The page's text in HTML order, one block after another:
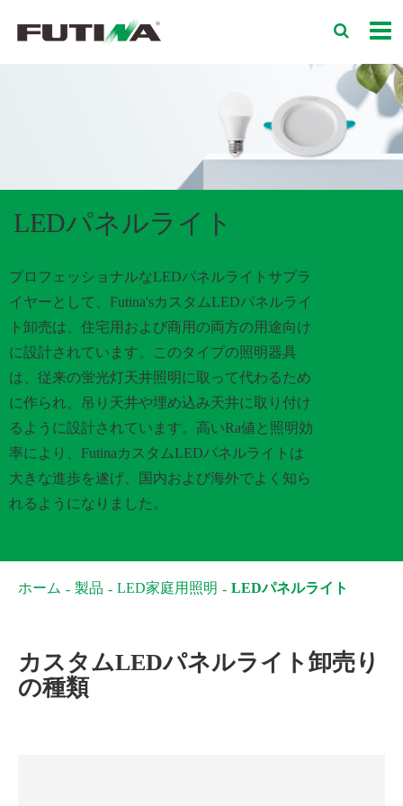
LEDパネルライト
プロフェッショナルなLEDパネルライトサプラ
イヤーとして、Futina'sカスタムLEDパネルライ
ト卸売は、住宅用および商用の両方の用途向け
に設計されています。このタイプの照明器具
は、従来の蛍光灯天井照明に取って代わるため
に作られ、吊り天井や埋め込み天井に取り付け
るように設計されています。高いRa値と照明効
率により、FutinaカスタムLEDパネルライトは
大きな進歩を遂げ、国内および海外でよく知ら
れるようになりました。
ホーム 製品 LED家庭用照明 LEDパネルライト
カスタムLEDパネルライト卸売り
の種類